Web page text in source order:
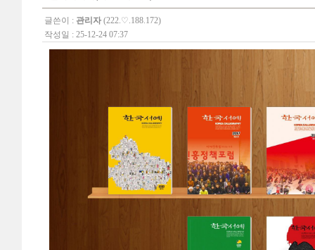
글쓴이 : 관리자 (222.♡.188.172)
작성일 : 25-12-24 07:37